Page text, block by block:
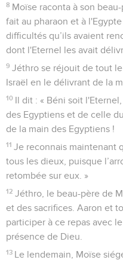
8 Moïse raconta à son
fait au pharaon et à
difficultés qu’ils avaient
dont l'Eternel les avait
9 Jéthro se réjouit de tout
Israël en le délivrant de la
10 Il dit : « Béni soit
des Egyptiens et de celle
de la main des Egyptiens !
11 Je reconnais maintenant
tous les dieux, puisque
retombée sur eux. »
12 Jéthro, le beau-père de
et des sacrifices. Aaron et
participer à ce repas avec
présence de Dieu.
13 Le lendemain, Moïse